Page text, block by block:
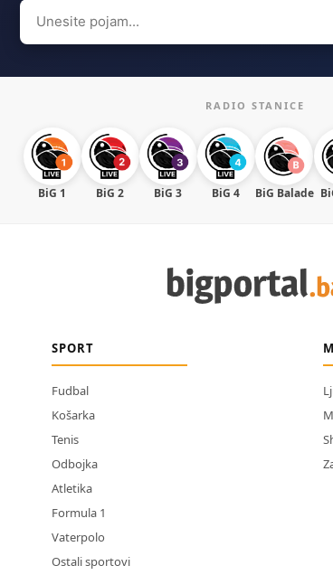
Search
for:
RADIO STANICE
BiG 1 BiG 2 BiG 3 BiG 4 BiG Balade
SPORT
Fudbal
Košarka
Tenis
Odbojka
Atletika
Formula 1
Vaterpolo
Ostali sportovi